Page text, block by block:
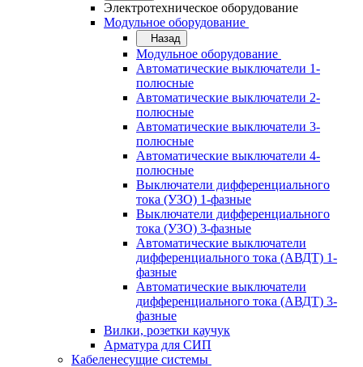
Электротехническое оборудование
Модульное оборудование
Назад
Модульное оборудование
Автоматические выключатели 1-
полюсные
Автоматические выключатели 2-
полюсные
Автоматические выключатели 3-
полюсные
Автоматические выключатели 4-
полюсные
Выключатели дифференциального
тока (УЗО) 1-фазные
Выключатели дифференциального
тока (УЗО) 3-фазные
Автоматические выключатели
дифференциального тока (АВДТ) 1-
фазные
Автоматические выключатели
дифференциального тока (АВДТ) 3-
фазные
Вилки, розетки каучук
Арматура для СИП
Кабеленесущие системы